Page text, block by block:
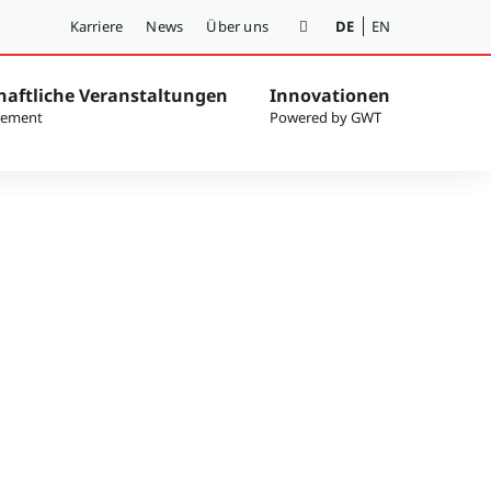
Karriere News Über uns DE EN
Veranstaltungen Innovationen